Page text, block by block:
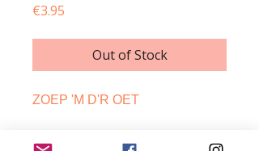
€3.95
Out of Stock
ZOEP 'M D'R OET